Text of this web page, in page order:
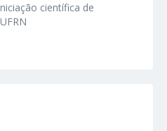
científica de